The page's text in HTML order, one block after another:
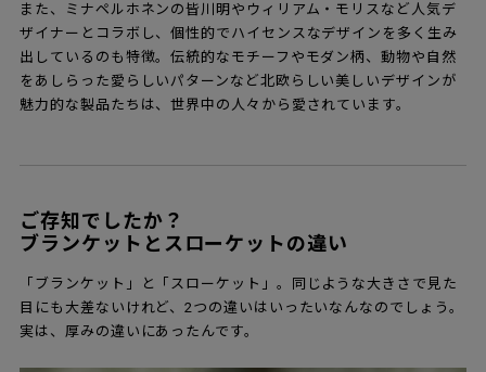
また、ミナペルホネンの皆川明やウィリアム・モリスなど人気デ
ザイナーとコラボし、個性的でハイセンスなデザインを多く生み
出しているのも特徴。伝統的なモチーフやモダン柄、動物や自然
をあしらった愛らしいパターンなど北欧らしい美しいデザインが
魅力的な製品たちは、世界中の人々から愛されています。
ご存知でしたか？
ブランケットとスローケットの違い
「ブランケット」と「スローケット」。同じような大きさで見た
目にも大差ないけれど、2つの違いはいったいなんなのでしょう。
実は、厚みの違いにあったんです。